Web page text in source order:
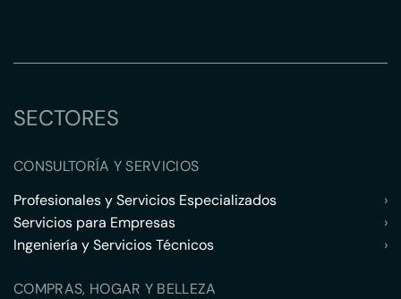
SECTORES
CONSULTORÍA Y SERVICIOS
Profesionales y Servicios Especializados
›
Servicios para Empresas
›
Ingeniería y Servicios Técnicos
›
COMPRAS, HOGAR Y BELLEZA